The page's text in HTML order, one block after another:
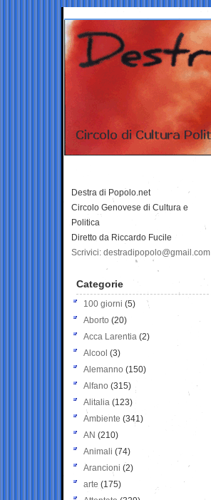
Destra di Popolo.net
Circolo Genovese di Cultura e
Politica
Diretto da Riccardo Fucile
Scrivici: destradipopolo@gmail.com
Categorie
100 giorni (5)
Aborto (20)
Acca Larentia (2)
Alcool (3)
Alemanno (150)
Alfano (315)
Alitalia (123)
Ambiente (341)
AN (210)
Animali (74)
Arancioni (2)
arte (175)